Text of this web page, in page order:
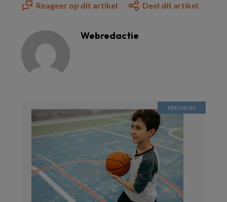
Reageer op dit artikel Deel dit artikel
Webredactie